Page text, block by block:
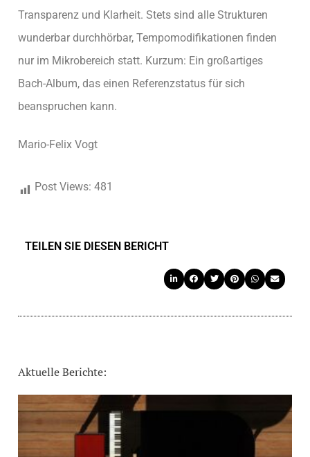
Transparenz und Klarheit. Stets sind alle Strukturen
wunderbar durchhörbar, Tempomodifikationen finden
nur im Mikrobereich statt. Kurzum: Ein großartiges
Bach-Album, das einen Referenzstatus für sich
beanspruchen kann.
Mario-Felix Vogt
Post Views: 481
TEILEN SIE DIESEN BERICHT
Aktuelle Berichte: